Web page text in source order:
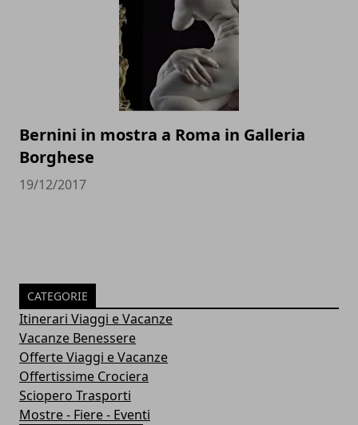
Bernini in mostra a Roma in Galleria
Borghese
19/12/2017
CATEGORIE
Itinerari Viaggi e Vacanze
Vacanze Benessere
Offerte Viaggi e Vacanze
Offertissime Crociera
Sciopero Trasporti
Mostre - Fiere - Eventi